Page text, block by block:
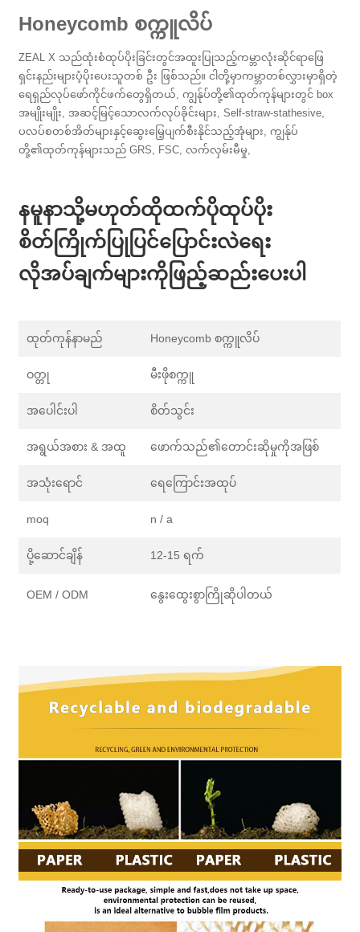
Honeycomb စက္ကူလိပ်
ZEAL X သည်ထုံးစံထုပ်ပိုးခြင်းတွင်အထူးပြုသည့်ကမ္ဘာလုံးဆိုင်ရာဖြေ
ရှင်းနည်းများပံ့ပိုးပေးသူတစ် ဦး ဖြစ်သည်။ ငါတို့မှာကမ္ဘာတစ်လွှားမှာရှိတဲ့
ရေရှည်လုပ်ဖော်ကိုင်ဖက်တွေရှိတယ်, ကျွန်ုပ်တို့၏ထုတ်ကုန်များတွင် box
အမျိုးမျိုး, အဆင့်မြင့်သောလက်လုပ်ခိုင်းများ, Self-straw-stathesive,
ပလပ်စတစ်အိတ်များနှင့်ဆွေးမြေ့ပျက်စီးနိုင်သည့်အုံများ, ကျွန်ုပ်
တို့၏ထုတ်ကုန်များသည် GRS, FSC, လက်လှမ်းမီမှု,
နမူနာသို့မဟုတ်ထိုထက်ပိုထုပ်ပိုး
စိတ်ကြိုက်ပြုပြင်ပြောင်းလဲရေး
လိုအပ်ချက်များကိုဖြည့်ဆည်းပေးပါ
ထုတ်ကုန်နာမည် Honeycomb စက္ကူလိပ်
ဝတ္တု မီးဖိုစက္ကူ
အပေါင်းပါ စိတ်သွင်း
အရွယ်အစား & အထူ ဖောက်သည်၏တောင်းဆိုမှုကိုအဖြစ်
အသုံးရောင် ရေကြောင်းအထုပ်
moq n / a
ပို့ဆောင်ချိန် 12-15 ရက်
OEM / ODM နွေးထွေးစွာကြိုဆိုပါတယ်